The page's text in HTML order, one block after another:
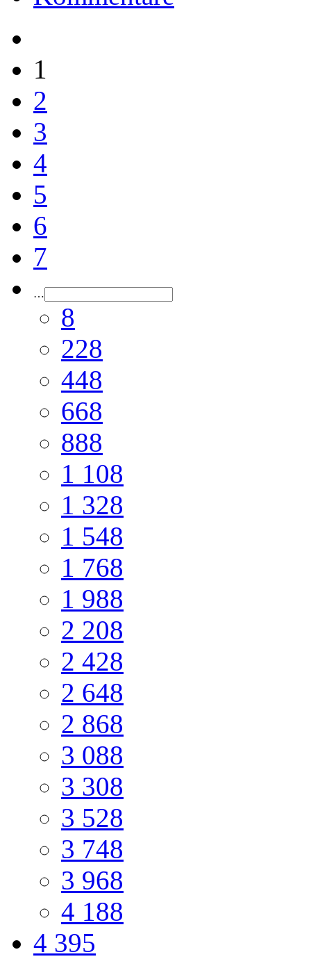
1
2
3
4
5
6
7
…
8
228
448
668
888
1 108
1 328
1 548
1 768
1 988
2 208
2 428
2 648
2 868
3 088
3 308
3 528
3 748
3 968
4 188
4 395